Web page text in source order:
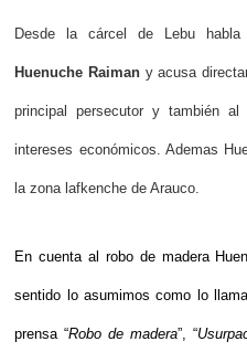
Desde la cárcel de Lebu
Huenuche Raiman y acusa
principal persecutor y también
intereses económicos. Ademas
la zona lafkenche de Arauco.
En cuenta al robo de madera
sentido lo asumimos como lo
prensa “Robo de madera”, “